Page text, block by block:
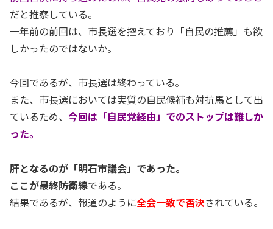
だと推察している。
一年前の前回は、市長選を控えており「自民の推薦」も欲
しかったのではないか。
今回であるが、市長選は終わっている。
また、市長選においては実質の自民候補も対抗馬として出
ているため、 今回は「自民党経由」でのストップは難しか
った。
肝となるのが「明石市議会」であった。
ここが最終防衛線である。
結果であるが、報道のように全会一致で否決されている。